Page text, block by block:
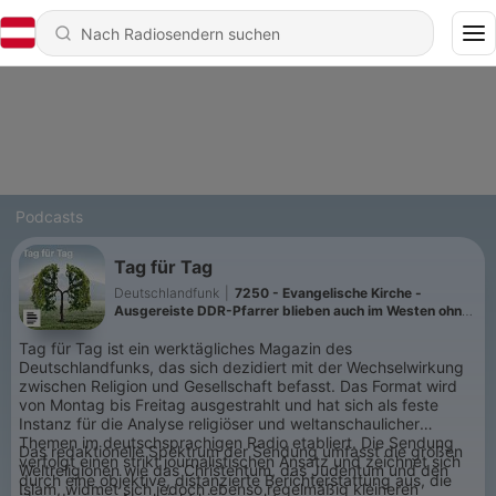
Podcasts
Tag für Tag
Deutschlandfunk
7250 - Evangelische Kirche -
Ausgereiste DDR-Pfarrer blieben auch im Westen ohne
Tag für Tag ist ein werktägliches Magazin des
Deutschlandfunks, das sich dezidiert mit der Wechselwirkung
zwischen Religion und Gesellschaft befasst. Das Format wird
von Montag bis Freitag ausgestrahlt und hat sich als feste
Instanz für die Analyse religiöser und weltanschaulicher
Themen im deutschsprachigen Radio etabliert. Die Sendung
verfolgt einen strikt journalistischen Ansatz und zeichnet sich
durch eine objektive, distanzierte Berichterstattung aus, die
Das redaktionelle Spektrum der Sendung umfasst die großen
Weltreligionen wie das Christentum, das Judentum und den
Islam, widmet sich jedoch ebenso regelmäßig kleineren